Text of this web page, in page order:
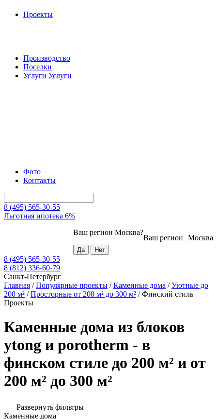
Проекты
Производство
Поселки
Услуги Услуги
Фото
Контакты
8 (495) 565-30-55
Льготная ипотека 6%
Москва
Ваш регион
Ваш регион Москва?
8 (495) 565-30-55
8 (812) 336-60-79
Санкт-Петербург
Главная /Популярные проекты /Каменные дома /Уютные до
200 м² /Просторные от 200 м² до 300 м² /Финский стиль
Проекты
Каменные дома из блоков
ytong и porotherm - в
финском стиле до 200 м² и от
200 м² до 300 м²
Развернуть фильтры
Каменные дома